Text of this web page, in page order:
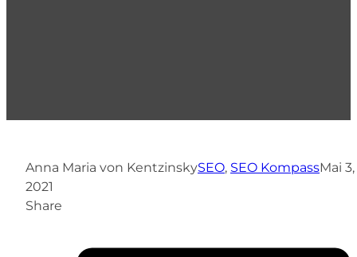
Anna Maria von KentzinskySEO, SEO KompassMai 3,
2021
Share